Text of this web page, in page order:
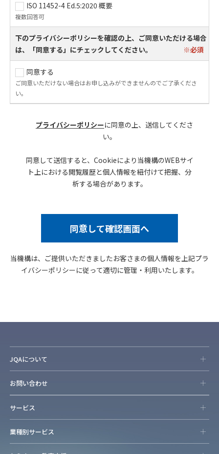
ISO 11452-4 Ed.5:2020 概要
複数回答可
下のプライバシーポリシーを確認の上、ご同意いただける場合
は、「同意する」にチェックしてください。
同意する
ご同意いただけない場合はお申し込みができませんのでご了承くださ
い。
プライバシーポリシーに同意の上、送信してくださ
い。
同意して送信すると、Cookieにより当機構のWEBサイ
ト上における閲覧履歴と個人情報を紐付けて把握、分
析する場合があります。
当機構は、ご提供いただきましたお客さまの個人情報を上記プラ
イバシーポリシーに従って適切に管理・利用いたします。
JQAについて
お問い合わせ
サービス
業種別サービス